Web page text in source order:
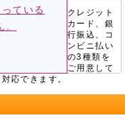
ている
クレジット
カード、銀
行振込、コ
ンビニ払い
の3種類を
ご用意して
応できます。